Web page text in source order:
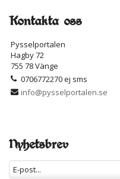
Kontakta oss
Pysselportalen
Hagby 72
755 78 Vänge
0706772270 ej sms
info@pysselportalen.se
Nyhetsbrev